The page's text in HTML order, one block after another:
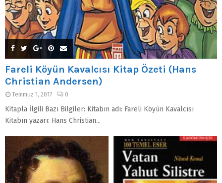
Fareli Köyün Kavalcısı Kitap Özeti (Hans
Christian Andersen)
Temmuz 1, 2017 0
Kitapla İlgili Bazı Bilgiler: Kitabın adı: Fareli Köyün Kavalcısı
Kitabın yazarı: Hans Christian...